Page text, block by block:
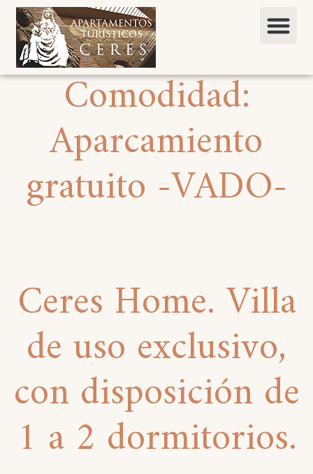
Comodidad:
Aparcamiento
gratuito -VADO-
Ceres Home. Villa
de uso exclusivo,
con disposición de
1 a 2 dormitorios.